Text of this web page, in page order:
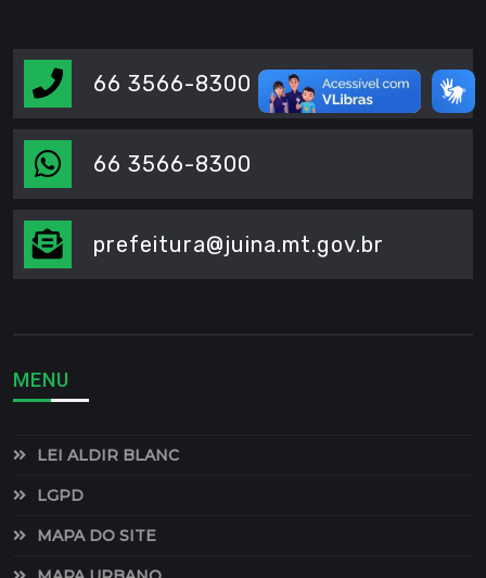
66 3566-8300
66 3566-8300
prefeitura@juina.mt.gov.br
MENU
LEI ALDIR BLANC
LGPD
MAPA DO SITE